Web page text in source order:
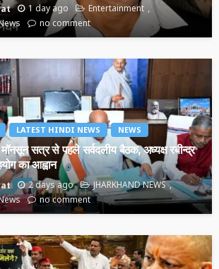
1 day ago
Entertainment
no comment
LATEST HINDI NEWS NEWS
सत्र से पहले सर्वदलीय बैठक, अध्यक्ष रबीन्द्र
का आह्वान
2 days ago
JHARKHAND NEWS
no comment